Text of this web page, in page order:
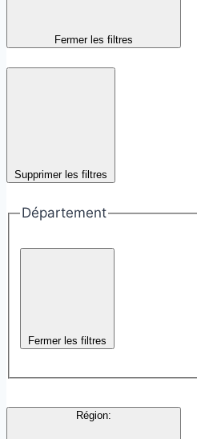
Fermer les filtres
Supprimer les filtres
Département
Fermer les filtres
Région: